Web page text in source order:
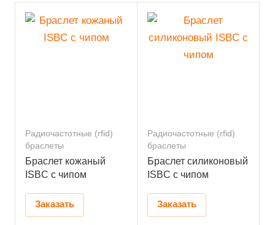
Радиочастотные (rfid)
браслеты
Браслет кожаный
ISBC с чипом
Заказать
Радиочастотные (rfid)
браслеты
Браслет силиконовый
ISBC с чипом
Заказать